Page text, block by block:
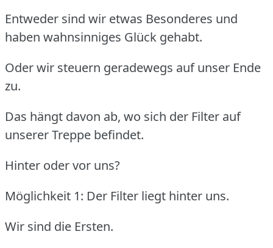
Entweder sind wir etwas Besonderes und
haben wahnsinniges Glück gehabt.
Oder wir steuern geradewegs auf unser Ende
zu.
Das hängt davon ab, wo sich der Filter auf
unserer Treppe befindet.
Hinter oder vor uns?
Möglichkeit 1: Der Filter liegt hinter uns.
Wir sind die Ersten.